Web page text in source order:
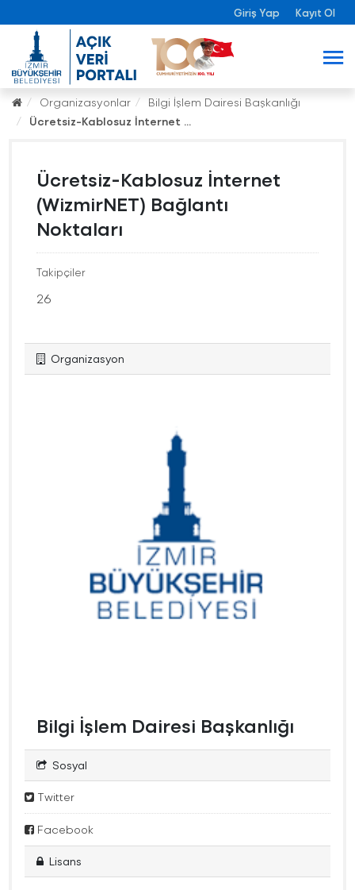
Giriş Yap Kayıt Ol
Organizasyonlar
Bilgi İşlem Dairesi Başkanlığı
Ücretsiz-Kablosuz İnternet ...
Ücretsiz-Kablosuz İnternet
(WizmirNET) Bağlantı
Noktaları
Takipçiler
26
Organizasyon
Bilgi İşlem Dairesi Başkanlığı
Sosyal
Twitter
Facebook
Lisans